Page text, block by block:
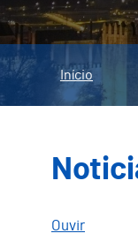
Início
Ouvir